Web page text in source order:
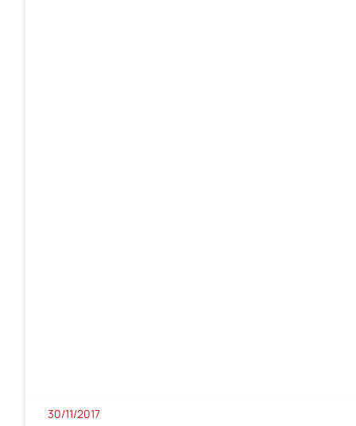
30/11/2017